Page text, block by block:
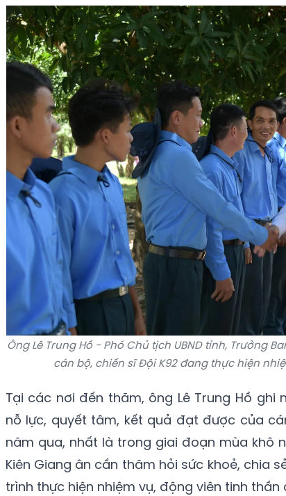
Ông Lê Trung Hồ - Phó Chủ tịch UBND tỉnh, Trưởng
cán bộ, chiến sĩ Đội K92 đang thực hiện
Tại các nơi đến thăm, ông Lê Trung Hồ
nỗ lực, quyết tâm, kết quả đạt được của
năm qua, nhất là trong giai đoạn mùa khô
Kiên Giang ân cần thăm hỏi sức khoẻ, chia
trình thực hiện nhiệm vụ, động viên tinh